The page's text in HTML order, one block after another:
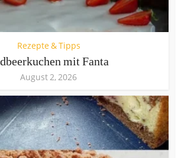
Rezepte & Tipps
mit Fanta
August 2, 2026